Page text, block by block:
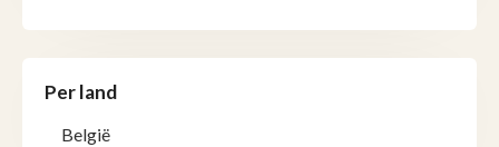
Per land
België